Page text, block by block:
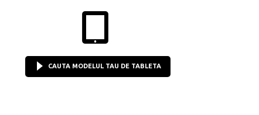
CAUTA MODELUL TAU DE TABLETA